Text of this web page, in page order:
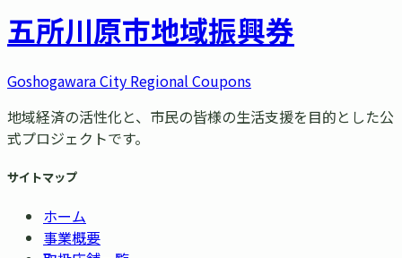
五所川原市地域振興券
Goshogawara City Regional Coupons
地域経済の活性化と、市民の皆様の生活支援を目的とした公
式プロジェクトです。
サイトマップ
ホーム
事業概要